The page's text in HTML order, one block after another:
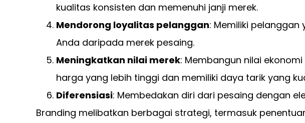
kualitas konsisten dan memenuhi janji merek.
Mendorong loyalitas pelanggan: Memiliki
Anda daripada merek pesaing.
Meningkatkan nilai merek: Membangun nilai
harga yang lebih tinggi dan memiliki daya tarik yang
Diferensiasi: Membedakan diri dari pesaing dengan
Branding melibatkan berbagai strategi, termasuk